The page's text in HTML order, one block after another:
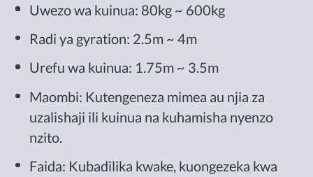
Uwezo wa kuinua: 80kg ~ 600kg
Radi ya gyration: 2.5m ~ 4m
Urefu wa kuinua: 1.75m ~ 3.5m
Maombi: Kutengeneza mimea au njia za
uzalishaji ili kuinua na kuhamisha nyenzo
nzito.
Faida: Kubadilika kwake, kuongezeka kwa